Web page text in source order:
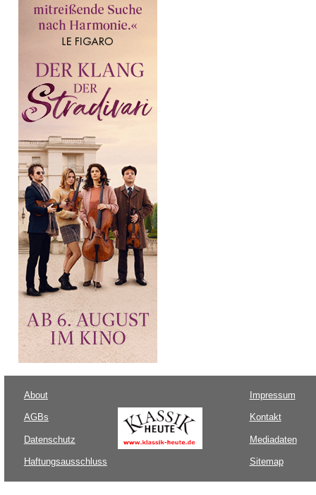
About
AGBs
Datenschutz
Haftungsausschluss
Impressum
Kontakt
Mediadaten
Sitemap